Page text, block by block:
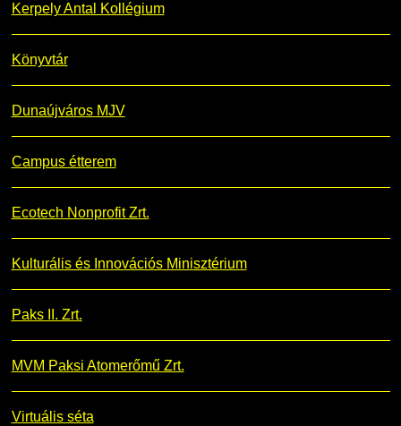
Kerpely Antal Kollégium
Könyvtár
Dunaújváros MJV
Campus étterem
Ecotech Nonprofit Zrt.
Kulturális és Innovációs Minisztérium
Paks II. Zrt.
MVM Paksi Atomerőmű Zrt.
Virtuális séta